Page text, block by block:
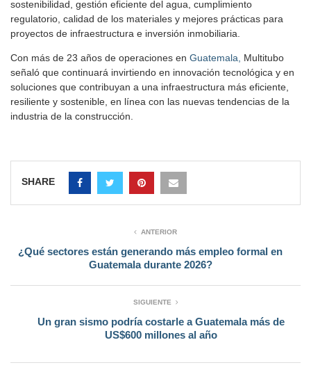
sostenibilidad, gestión eficiente del agua, cumplimiento
regulatorio, calidad de los materiales y mejores prácticas para
proyectos de infraestructura e inversión inmobiliaria.
Con más de 23 años de operaciones en Guatemala, Multitubo
señaló que continuará invirtiendo en innovación tecnológica y en
soluciones que contribuyan a una infraestructura más eficiente,
resiliente y sostenible, en línea con las nuevas tendencias de la
industria de la construcción.
SHARE
ANTERIOR
¿Qué sectores están generando más empleo formal en
Guatemala durante 2026?
SIGUIENTE
Un gran sismo podría costarle a Guatemala más de
US$600 millones al año